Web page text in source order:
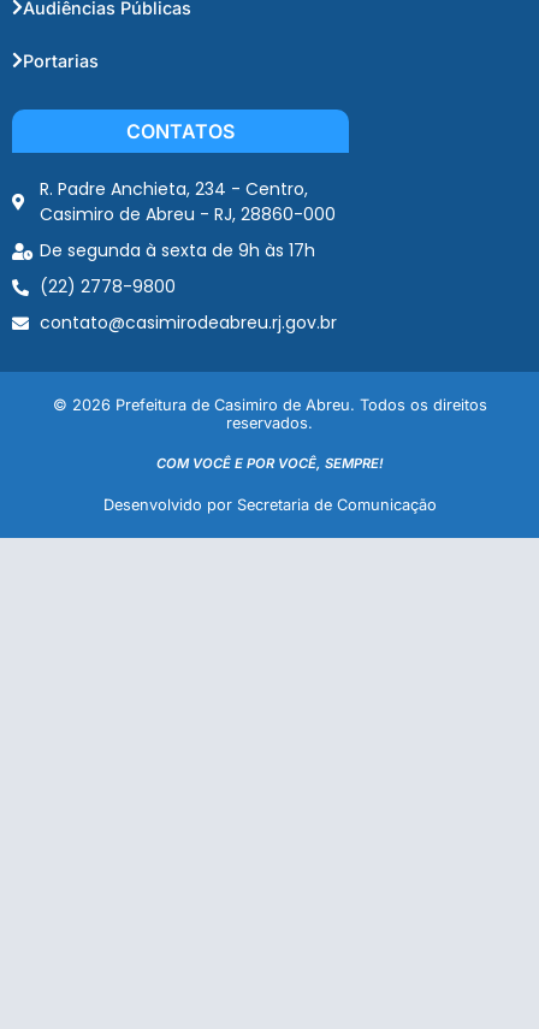
Audiências Públicas
Portarias
CONTATOS
R. Padre Anchieta, 234 - Centro,
Casimiro de Abreu - RJ, 28860-000
De segunda à sexta de 9h às 17h
(22) 2778-9800
contato@casimirodeabreu.rj.gov.br
© 2026 Prefeitura de Casimiro de Abreu. Todos os direitos
reservados.
COM VOCÊ E POR VOCÊ, SEMPRE!
Desenvolvido por Secretaria de Comunicação